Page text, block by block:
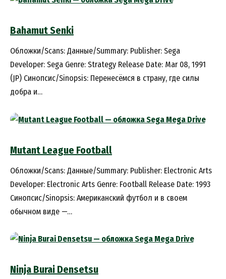
Bahamut Senki
Обложки/Scans: Данные/Summary: Publisher: Sega
Developer: Sega Genre: Strategy Release Date: Mar 08, 1991
(JP) Синопсис/Sinopsis: Перенесёмся в страну, где силы
добра и…
Mutant League Football
Обложки/Scans: Данные/Summary: Publisher: Electronic Arts
Developer: Electronic Arts Genre: Football Release Date: 1993
Синопсис/Sinopsis: Американский футбол и в своем
обычном виде —…
Ninja Burai Densetsu